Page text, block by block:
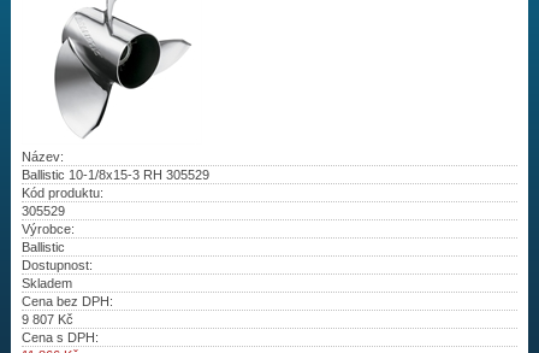
Najít vrtuli
Vrtule
Kontakty
Aktuality
Název:
Ballistic 10-1/8x15-3 RH 305529
Kód produktu:
305529
Výrobce:
Ballistic
Dostupnost:
Skladem
Cena bez DPH:
9 807Kč
Cena s DPH: